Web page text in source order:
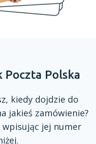
Poczta Polska
kiedy dojdzie do
jakieś zamówienie?
wpisując jej numer